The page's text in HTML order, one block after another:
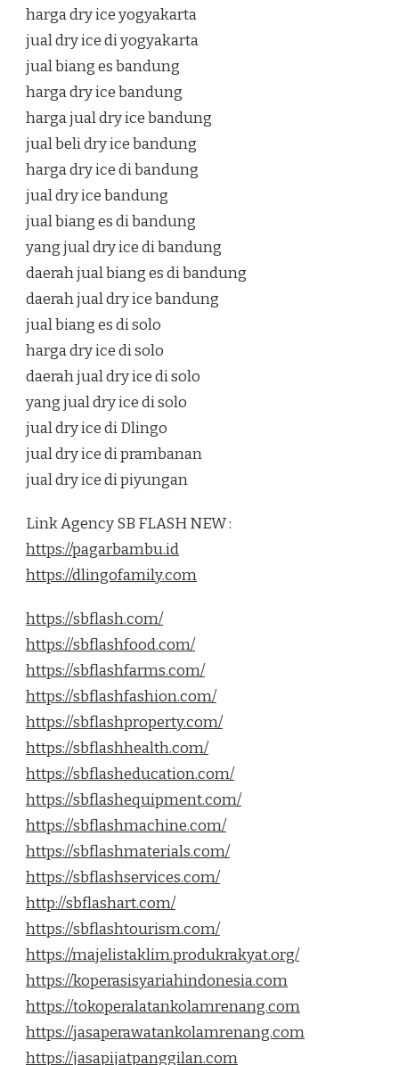
harga dry ice yogyakarta
jual dry ice di yogyakarta
jual biang es bandung
harga dry ice bandung
harga jual dry ice bandung
jual beli dry ice bandung
harga dry ice di bandung
jual dry ice bandung
jual biang es di bandung
yang jual dry ice di bandung
daerah jual biang es di bandung
daerah jual dry ice bandung
jual biang es di solo
harga dry ice di solo
daerah jual dry ice di solo
yang jual dry ice di solo
jual dry ice di Dlingo
jual dry ice di prambanan
jual dry ice di piyungan
Link Agency SB FLASH NEW :
https://pagarbambu.id
https://dlingofamily.com
https://sbflash.com/
https://sbflashfood.com/
https://sbflashfarms.com/
https://sbflashfashion.com/
https://sbflashproperty.com/
https://sbflashhealth.com/
https://sbflasheducation.com/
https://sbflashequipment.com/
https://sbflashmachine.com/
https://sbflashmaterials.com/
https://sbflashservices.com/
http://sbflashart.com/
https://sbflashtourism.com/
https://majelistaklim.produkrakyat.org/
https://koperasisyariahindonesia.com
https://tokoperalatankolamrenang.com
https://jasaperawatankolamrenang.com
https://jasapijatpanggilan.com